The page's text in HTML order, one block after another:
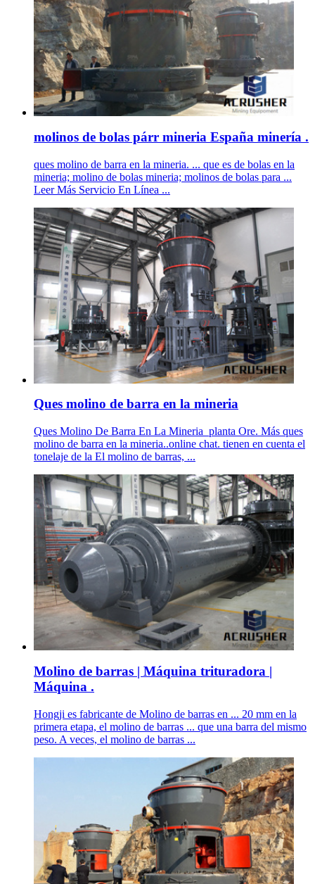
molinos de bolas párr mineria España minería .
ques molino de barra en la mineria. ... que es de bolas en la
mineria; molino de bolas mineria; molinos de bolas para ...
Leer Más Servicio En Línea ...
Ques molino de barra en la mineria
Ques Molino De Barra En La Mineria_planta Ore. Más ques
molino de barra en la mineria..online chat. tienen en cuenta el
tonelaje de la El molino de barras, ...
Molino de barras | Máquina trituradora |
Máquina .
Hongji es fabricante de Molino de barras en ... 20 mm en la
primera etapa, el molino de barras ... que una barra del mismo
peso. A veces, el molino de barras ...